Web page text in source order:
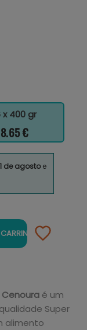
x 400 gr
€
de agostoe
é um
Super
alimento